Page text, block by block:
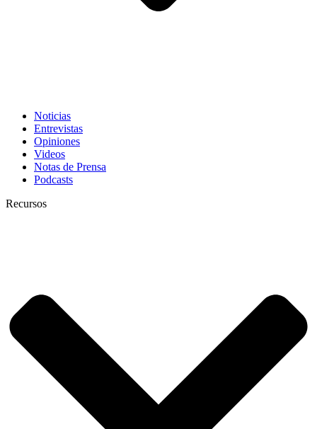
Noticias
Entrevistas
Opiniones
Videos
Notas de Prensa
Podcasts
Recursos